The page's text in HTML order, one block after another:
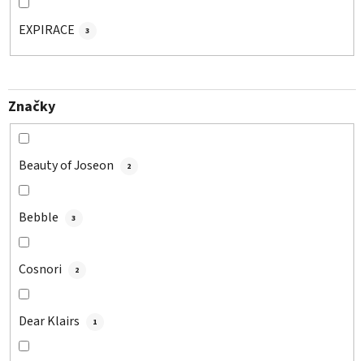
EXPIRACE 3
Značky
Beauty of Joseon 2
Bebble 3
Cosnori 2
Dear Klairs 1